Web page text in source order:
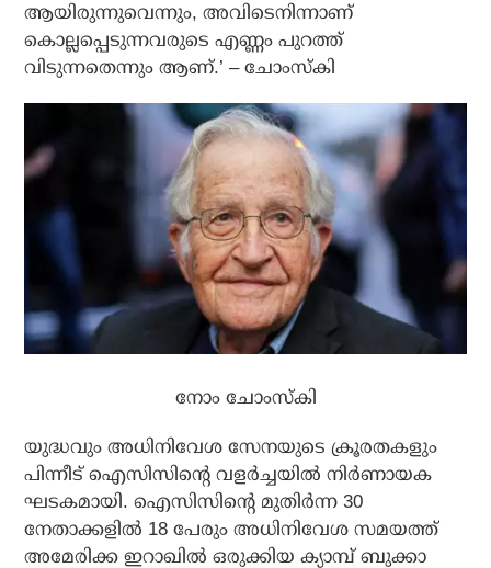
ആയിരുന്നുവെന്നും, അവിടെനിന്നാണ്
കൊല്ലപ്പെടുന്നവരുടെ എണ്ണം പുറത്ത്
വിടുന്നതെന്നും ആണ്.’ – ചോംസ്‌കി
നോം ചോംസ്‌കി
യുദ്ധവും അധിനിവേശ സേനയുടെ ക്രൂരതകളും
പിന്നീട് ഐസിസിന്റെ വളര്‍ച്ചയില്‍ നിര്‍ണായക
ഘടകമായി. ഐസിസിന്റെ മുതിര്‍ന്ന 30
നേതാക്കളില്‍ 18 പേരും അധിനിവേശ സമയത്ത്
അമേരിക്ക ഇറാഖില്‍ ഒരുക്കിയ ക്യാമ്പ് ബുക്കാ